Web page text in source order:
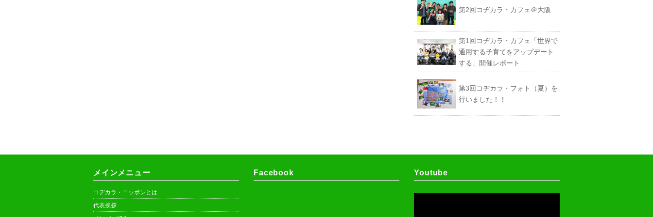
第2回コヂカラ・カフェ＠大阪
第1回コヂカラ・カフェ「世界で
通用する子育てをアップデート
する」開催レポート
第3回コヂカラ・フォト（夏）を
行いました！！
メインメニュー
コヂカラ・ニッポンとは
代表挨拶
Facebook Youtube